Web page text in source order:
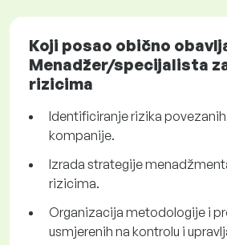
Koji posao obično
Menadžer/specijalista
rizicima
Identificiranje rizika
kompanije.
Izrada strategije
rizicima.
Organizacija metodologije i
usmjerenih na kontrolu i